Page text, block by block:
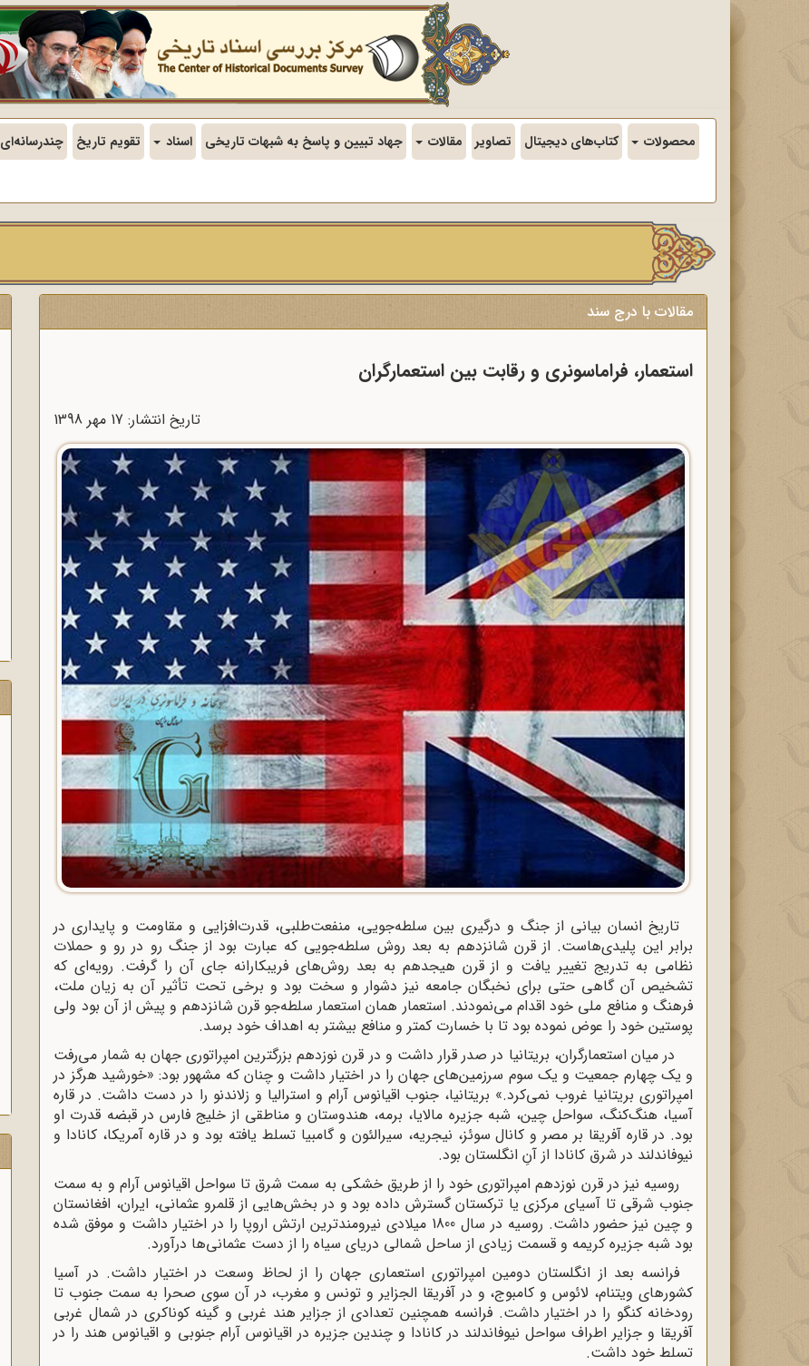
محصولات کتاب‌های دیجیتال تصاویر مقالات جهاد تبیین و پاسخ به شبهات تاریخی اسناد تقویم تاریخ چندرسانه‌ای
مقالات با درج سند
استعمار، فراماسونری و رقابت بین استعمارگران
تاریخ انتشار: 17 مهر 1398
تاریخ انسان بیانی از جنگ و درگیری بین سلطه‌جویی، منفعت‌طلبی، قدرت‌افزایی و مقاومت و پایداری در
برابر این پلیدی‌هاست. از قرن شانزدهم به بعد روش سلطه‌جویی که عبارت بود از جنگ رو در رو و حملات
نظامی به تدریج تغییر یافت و از قرن هیجدهم به بعد روش‌های فریبکارانه جای آن را گرفت. رویه‌ای که
تشخیص آن گاهی حتی برای نخبگان جامعه نیز دشوار و سخت بود و برخی تحت تأثیر آن به زیان ملت،
فرهنگ و منافع ملی خود اقدام می‌نمودند. استعمار همان استعمار سلطه‌جو قرن شانزدهم و پیش از آن بود ولی
پوستین خود را عوض نموده بود تا با خسارت کمتر و منافع بیشتر به اهداف خود برسد.
در میان استعمارگران، بریتانیا در صدر قرار داشت و در قرن نوزدهم بزرگترین امپراتوری جهان به شمار می‌رفت
و یک چهارم جمعیت و یک سوم سرزمین‌های جهان را در اختیار داشت و چنان که مشهور بود: «خورشید هرگز در
امپراتوری بریتانیا غروب نمی‌کرد.» بریتانیا، جنوب اقیانوس آرام و استرالیا و زلاندنو را در دست داشت. در قاره
آسیا، هنگ‌کنگ، سواحل چین، شبه جزیره مالایا، برمه، هندوستان و مناطقی از خلیج ‌فارس در قبضه قدرت او
بود. در قاره آفریقا بر مصر و کانال سوئز، نیجریه، سیرالئون و گامبیا تسلط یافته بود و در قاره آمریکا، کانادا و
نیوفاندلند در شرق کانادا از آنِ انگلستان بود.
روسیه نیز در قرن نوزدهم امپراتوری خود را از طریق خشکی به سمت شرق تا سواحل اقیانوس آرام و به سمت
جنوب شرقی تا آسیای مرکزی یا ترکستان گسترش داده بود و در بخش‌هایی از قلمرو عثمانی، ایران، افغانستان
و چین نیز حضور داشت. روسیه در سال 1800 میلادی نیرومندترین ارتش اروپا را در اختیار داشت و موفق شده
بود شبه جزیره کریمه و قسمت زیادی از ساحل شمالی دریای سیاه را از دست عثمانی‌ها درآورد.
فرانسه بعد از انگلستان دومین امپراتوری استعماری جهان را از لحاظ وسعت در اختیار داشت. در آسیا
کشورهای ویتنام، لائوس و کامبوج، و در آفریقا الجزایر و تونس و مغرب، در آن سوی صحرا به سمت جنوب تا
رودخانه کنگو را در اختیار داشت. فرانسه همچنین تعدادی از جزایر هند غربی و گینه کوناکری در شمال غربی
آفریقا و جزایر اطراف سواحل نیوفاندلند در کانادا و چندین جزیره در اقیانوس آرام جنوبی و اقیانوس هند را در
تسلط خود داشت.